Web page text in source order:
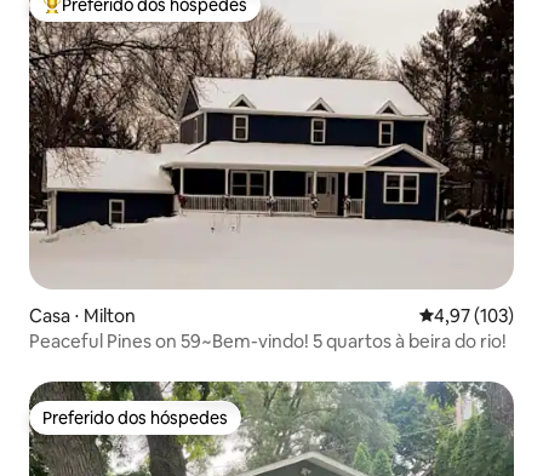
Entre os melhores preferidos dos hóspedes
Preferido dos hóspedes
Casa ⋅ Milton 4,97 de uma
4,97 (103)
Peaceful Pines on 59~Bem-vindo! 5 quartos à beira do rio!
Preferido dos hóspedes
Preferido dos hóspedes